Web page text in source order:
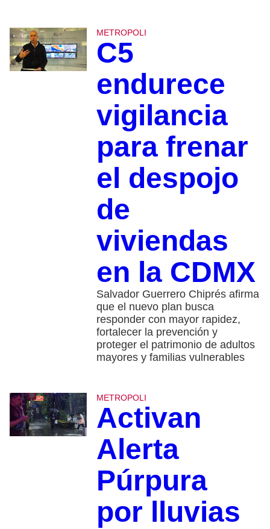
METROPOLI
C5
endurece
vigilancia
para frenar
el despojo
de
viviendas
en la CDMX
Salvador Guerrero Chiprés afirma
que el nuevo plan busca
responder con mayor rapidez,
fortalecer la prevención y
proteger el patrimonio de adultos
mayores y familias vulnerables
METROPOLI
Activan
Alerta
Púrpura
por lluvias